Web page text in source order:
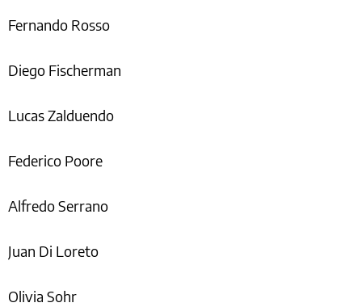
Fernando Rosso
Diego Fischerman
Lucas Zalduendo
Federico Poore
Alfredo Serrano
Juan Di Loreto
Olivia Sohr